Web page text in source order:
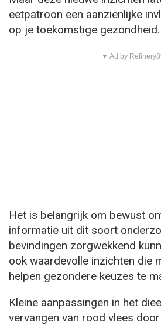
eetpatroon een aanzienlijke
op je toekomstige gezondheid.
▼ Ad by
Het is belangrijk om bewust
informatie uit dit soort
bevindingen zorgwekkend
ook waardevolle inzichten die
helpen gezondere keuzes te
Kleine aanpassingen in het
vervangen van rood vlees